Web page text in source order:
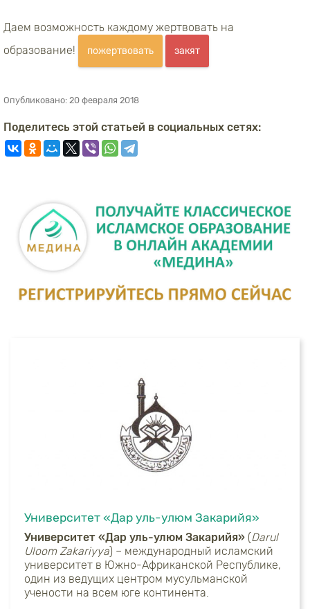
Даем возможность каждому жертвовать на
образование!
пожертвовать закят
Опубликовано: 20 февраля 2018
Поделитесь этой статьей в социальных сетях:
Университет «Дар уль-улюм Закарийя»
Университет «Дар уль-улюм Закарийя» (Darul
Uloom Zakariyya) – международный исламский
университет в Южно-Африканской Республике,
один из ведущих центром мусульманской
учености на всем юге континента.